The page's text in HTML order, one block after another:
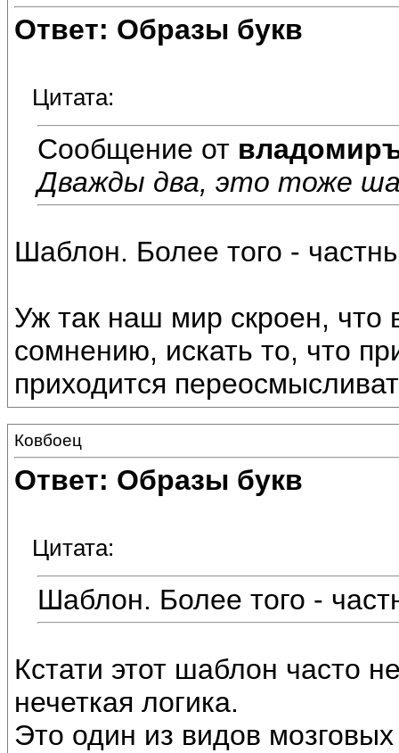
Ответ: Образы букв
Цитата:
Сообщение от
Дважды два, это тоже
Шаблон. Более того -
Уж так наш мир скроен, что
сомнению, искать то, что
приходится
Ковбоец
Ответ: Образы букв
Цитата:
Шаблон. Более того -
Кстати этот шаблон часто
нечеткая логика.
Это один из видов